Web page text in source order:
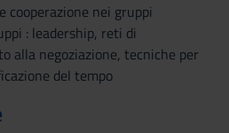
cooperazione nei gruppi
: leadership, reti di
alla negoziazione, tecniche per
del tempo